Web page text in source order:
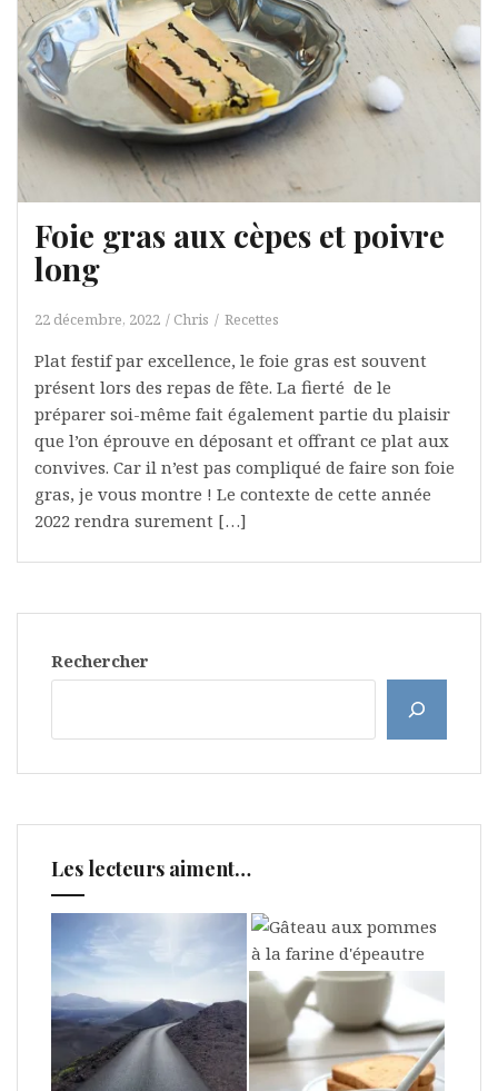
Foie gras aux cèpes et poivre
long
22 décembre, 2022 Chris Recettes
Plat festif par excellence, le foie gras est souvent
présent lors des repas de fête. La fierté de le
préparer soi-même fait également partie du plaisir
que l’on éprouve en déposant et offrant ce plat aux
convives. Car il n’est pas compliqué de faire son foie
gras, je vous montre ! Le contexte de cette année
2022 rendra surement […]
Rechercher
Les lecteurs aiment…